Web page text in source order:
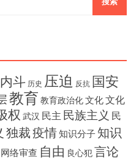
内斗 历史 压迫 反抗 国安
教育 教育政治化文化文化
权 武汉 民主 民族主义 民
独裁疫情知识分子 知识
网络审查 自由 良心犯言论